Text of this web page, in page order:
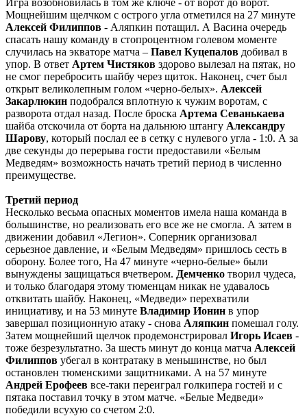
Мощнейшим щелчком с острого угла отметился на 27 минуте
Алексей Филиппов - Аляпкин потащил. А Васина очередь
спасать нашу команду в стопроцентном голевом моменте
случилась на экваторе матча – Павел Куцепалов добивал в
упор. В ответ Артем Чистяков здорово вылезал на пятак, но
не смог перебросить шайбу через щиток. Наконец, счет был
открыт великолепным голом «черно-белых». Алексей
Закарлюкин подобрался вплотную к чужим воротам, с
разворота отдал назад. После броска Артема Севанькаева
шайба отскочила от борта на дальнюю штангу Александру
Шарову, который послал ее в сетку с нулевого угла - 1:0. А за
две секунды до перерыва гости предоставили «Белым
Медведям» возможность начать третий период в численно
преимуществе.
Третий период
Несколько весьма опасных моментов имела наша команда в
большинстве, но реализовать его все же не смогла. А затем в
движении добавил «Легион». Соперник организовал
серьезное давление, и «Белым Медведям» пришлось сесть в
оборону. Более того, На 47 минуте «черно-белые» были
вынуждены защищаться вчетвером. Демченко творил чудеса,
и только благодаря этому тюменцам никак не удавалось
отквитать шайбу. Наконец, «Медведи» перехватили
инициативу, и на 53 минуте Владимир Ионин в упор
завершал позиционную атаку - снова Аляпкин помешал голу.
Затем мощнейший щелчок продемонстрировал Игорь Исаев -
тоже безрезультатно. За шесть минут до конца матча Алексей
Филиппов убегал в контратаку в меньшинстве, но был
остановлен тюменскими защитниками. А на 57 минуте
Андрей Ерофеев все-таки переиграл голкипера гостей и с
пятака поставил точку в этом матче. «Белые Медведи»
победили всухую со счетом 2:0.